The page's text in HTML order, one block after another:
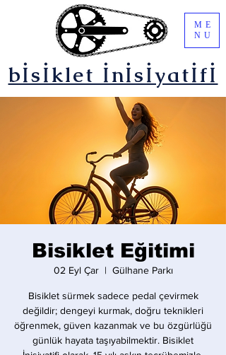
bİsİklet İnİsİyatİfİ
ME
NU
Bisiklet Eğitimi
02 Eyl Çar
  |
Gülhane Parkı
Bisiklet sürmek sadece pedal çevirmek
değildir; dengeyi kurmak, doğru teknikleri
öğrenmek, güven kazanmak ve bu özgürlüğü
günlük hayata taşıyabilmektir. Bisiklet